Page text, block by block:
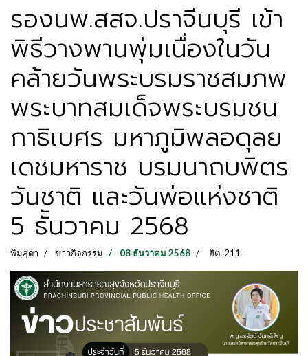
รองนพ.สสจ.ปราจีนบุรี เข้า
พิธีวางพานพุ่มเนื่องในวัน
คล้ายวันพระบรมราชสมภพ
พระบาทสมเด็จพระบรมชน
กาธิเบศร มหาภูมิพลอดุลย
เดชมหาราช บรมนาถบพิตร
วันชาติ และวันพ่อแห่งชาติ
5 ธัันวาคม 2568
พิมสุดา ข่าวกิจกรรม 08 ธันวาคม 2568 ฮิต: 211